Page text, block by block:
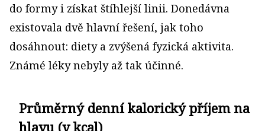
do formy i získat štíhlejší linii. Donedávna
existovala dvě hlavní řešení, jak toho
dosáhnout: diety a zvýšená fyzická aktivita.
Známé léky nebyly až tak účinné.
Průměrný denní kalorický příjem na
hlavu (v kcal)